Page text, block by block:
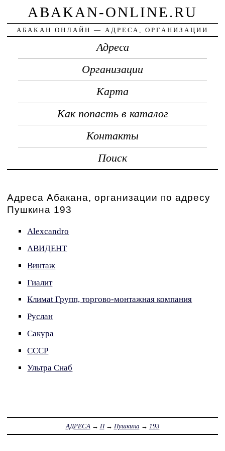
ABAKAN-ONLINE.RU
АБАКАН ОНЛАЙН — АДРЕСА, ОРГАНИЗАЦИИ
Адреса
Организации
Карта
Как попасть в каталог
Контакты
Поиск
Адреса Абакана, организации по адресу
Пушкина 193
Alexсandro
АВИДЕНТ
Винтаж
Гиалит
Климаt Групп, торгово-монтажная компания
Руслан
Сакура
СССР
Ультра Снаб
АДРЕСА → П→ Пушкина → 193